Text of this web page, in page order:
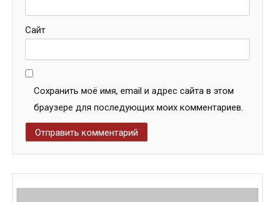
Сайт
Сохранить моё имя, email и адрес сайта в этом
браузере для последующих моих комментариев.